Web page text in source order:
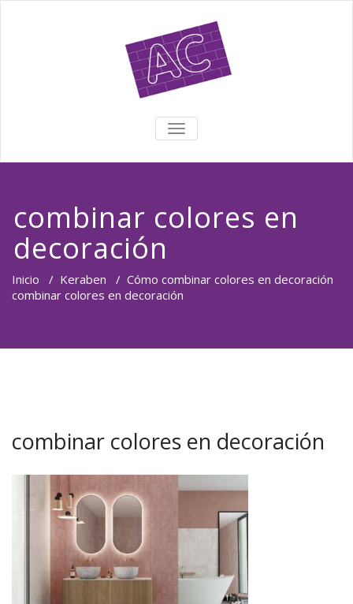
TOGGLE NAVIGATION
combinar colores en
decoración
Inicio / Keraben / Cómo combinar colores en decoración
combinar colores en decoración
combinar colores en decoración